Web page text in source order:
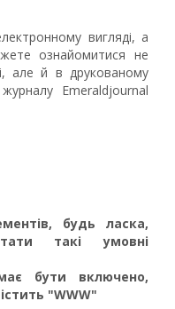
вигляді, а
ознайомитися не
але й в друкованому
Emeraldjournal
будь ласка,
такі умовні
бути включено,
"WWW"